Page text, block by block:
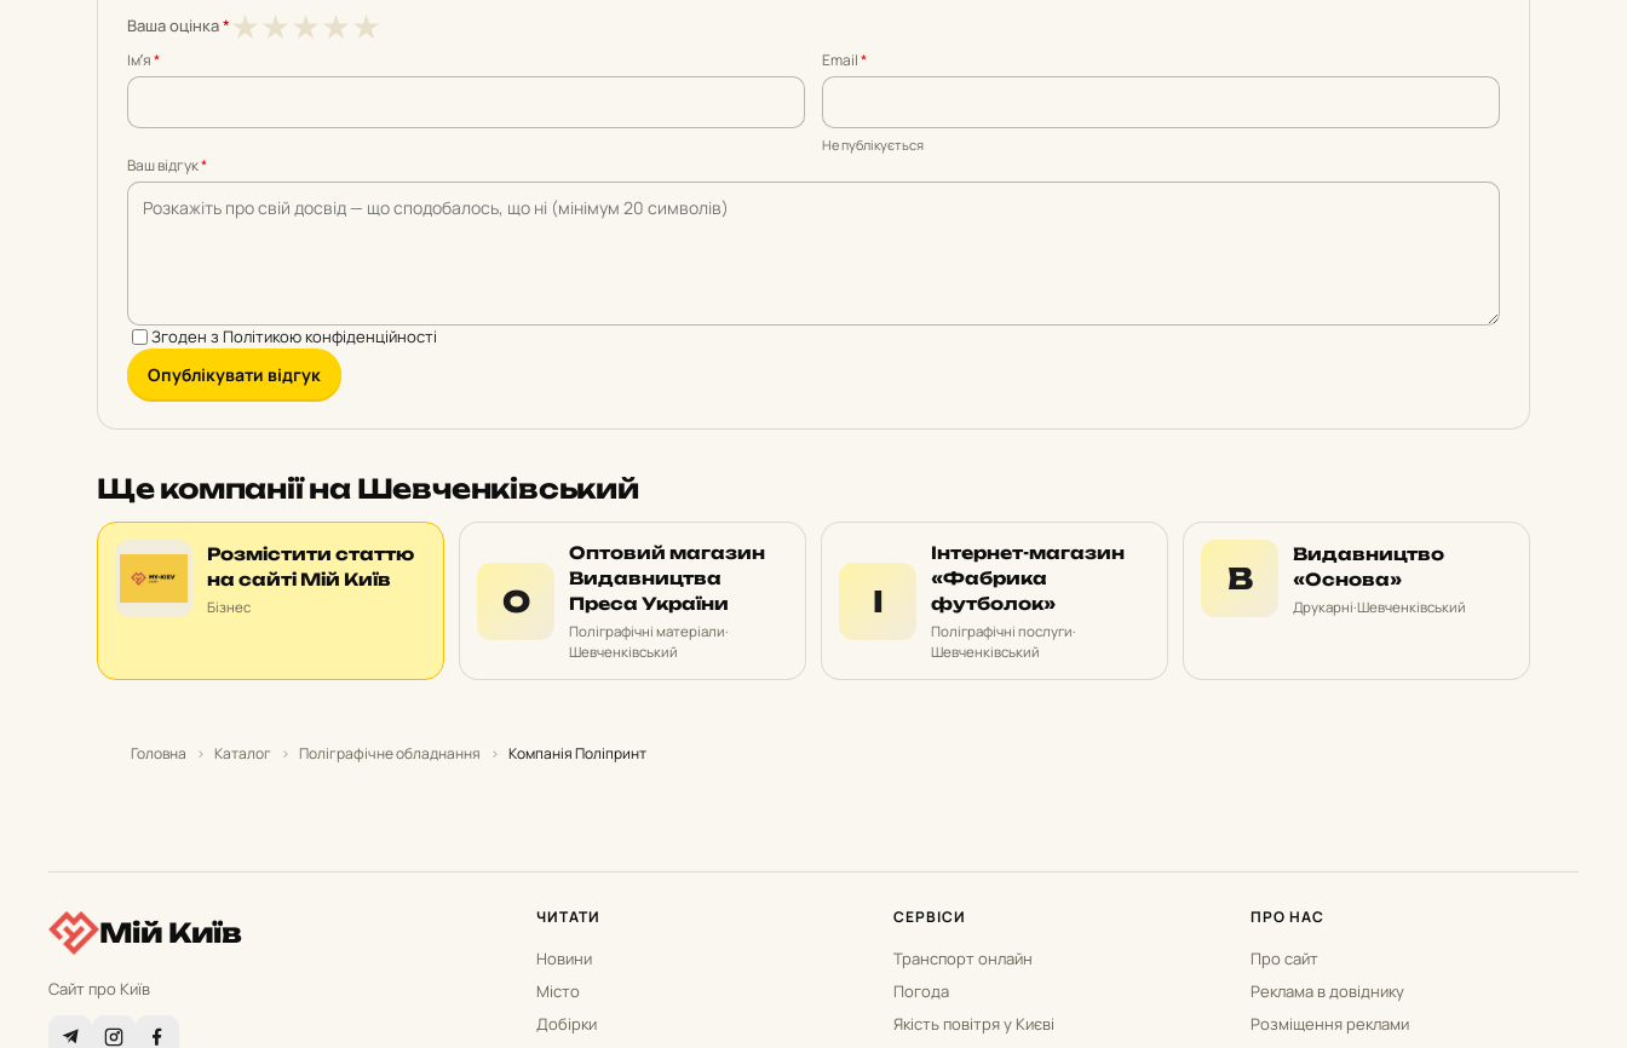
Ваша оцінка* ★
5
★4
5
★3
5
★2
5
★1
5
Імʼя* Email*
Не публікується
Ваш відгук*
Згоден з Політикою конфіденційності
Опублікувати відгук
Ще компанії на Шевченківський
Розмістити статтю
на сайті Мій Київ
Бізнес О
Оптовий магазин
Видавництва
Преса України
Поліграфічні матеріали·
Шевченківський
І
Інтернет-магазин
«Фабрика
футболок»
Поліграфічні послуги·
Шевченківський
В
Видавництво
«Основа»
Друкарні·Шевченківський
Головна › Каталог › Поліграфічне обладнання › Компанія Поліпринт
Мій Київ
Сайт про Київ
ЧИТАТИ
Новини
Місто
Добірки
СЕРВІСИ
Транспорт онлайн
Погода
Якість повітря у Києві
ПРО НАС
Про сайт
Реклама в довіднику
Розміщення реклами